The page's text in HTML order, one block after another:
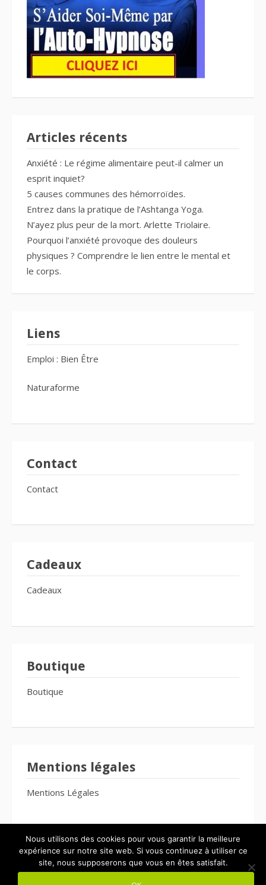
Articles récents
Anxiété : Le régime alimentaire peut-il calmer un
esprit inquiet?
5 causes communes des hémorroïdes.
Entrez dans la pratique de l’Ashtanga Yoga.
N’ayez plus peur de la mort. Arlette Triolaire.
Pourquoi l’anxiété provoque des douleurs
physiques ? Comprendre le lien entre le mental et
le corps.
Liens
Emploi : Bien Être
Naturaforme
Contact
Contact
Cadeaux
Cadeaux
Boutique
Boutique
Mentions légales
Mentions Légales
Nous utilisons des cookies pour vous garantir la meilleure
expérience sur notre site web. Si vous continuez à utiliser ce
site, nous supposerons que vous en êtes satisfait.